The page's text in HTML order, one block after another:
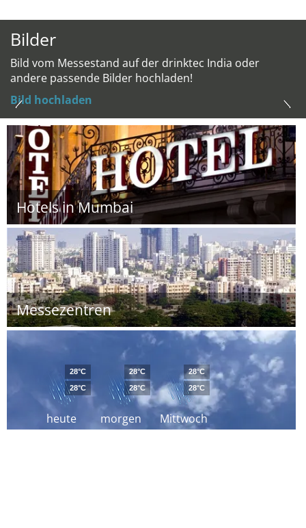
Bilder
Bild vom Messestand auf der drinktec India oder
andere passende Bilder hochladen!
Bild hochladen
Hotels in Mumbai
Messezentren
heute
28°C
28°C
morgen
28°C
28°C
Mittwoch
28°C
28°C